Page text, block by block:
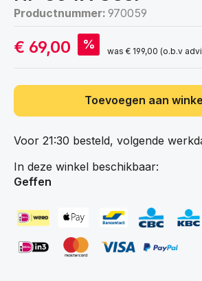
Productnummer: 970059
€ 69,00 % was € 199,00 (o.b.v
Toevoegen aan
Voor 21:30 besteld, volgende
In deze winkel beschikbaar:
Geffen